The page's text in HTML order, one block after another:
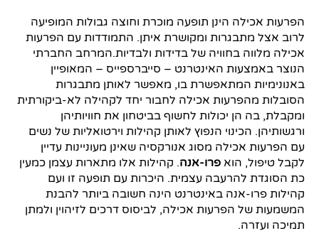
הפרעות אכילה הינן תופעה מוכרת וחוצה גבולות המופיעה
לרוב אצל מתבגרות ומקושרת איתן. התמודדות עם הפרעות
אכילה מלווה בחוויה של בדידות ולבדיות.המרחב החברתי
הנוצר באמצעות האינטרנט – סייברספייס – המאופיין
באנונימיות המתאפשרת בו, מאפשר לאותן מתבגרות
הסובלות מהפרעות אכילה לחבור יחד לקהילה לא-ביקורתית
ומקבלת, בה הן יכולות לחשוף בביטחון את חוויותיהן
ורגשותיהן. הכינוי הנפוץ לאותן קהילות וירטואליות של נשים
עם הפרעות אכילה מסוג אנורקסיה שאינן מעוניינות עדיין
לקבל טיפול, הוא פרו-אנה. קהילות אלו מתארות עצמן כמעין
כת הסוגדת להרעבה עצמית. היכרות עם תופעה זו ועם
קהילות פרו-אנה באינטרנט הינה חשובה ביותר להבנת
המשמעות של הפרעות אכילה, לביסוס דרכים לזיהוין ולמתן
תמיכה ועזרה.